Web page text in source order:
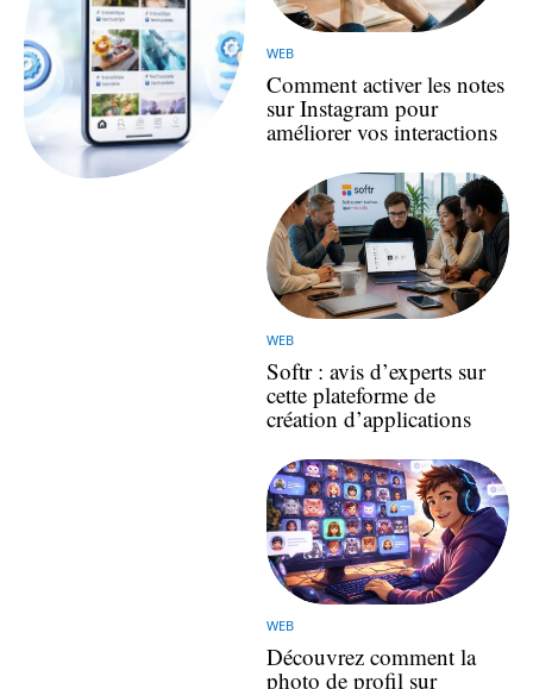
WEB
Comment activer les notes
sur Instagram pour
améliorer vos interactions
WEB
Softr : avis d’experts sur
cette plateforme de
création d’applications
WEB
Découvrez comment la
photo de profil sur